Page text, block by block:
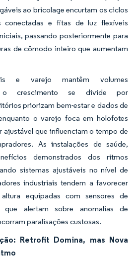
ao bricolage encurtam os ciclos
conectadas e fitas de luz flexíveis
passando posteriormente para
de cômodo inteiro que aumentam
e varejo mantêm volumes
o crescimento se divide por
priorizam bem-estar e dados de
o varejo foca em holofotes
ajustável que influenciam o tempo de
As instalações de saúde,
demonstrados dos ritmos
sistemas ajustáveis no nível de
industriais tendem a favorecer
equipadas com sensores de
que alertam sobre anomalias de
paralisações custosas.
Retrofit Domina, mas Nova